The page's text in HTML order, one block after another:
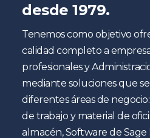
desde 1979.
Tenemos como objetivo
calidad completo a
profesionales y
mediante soluciones que
diferentes áreas de
de trabajo y material de
almacén, Software de Sage